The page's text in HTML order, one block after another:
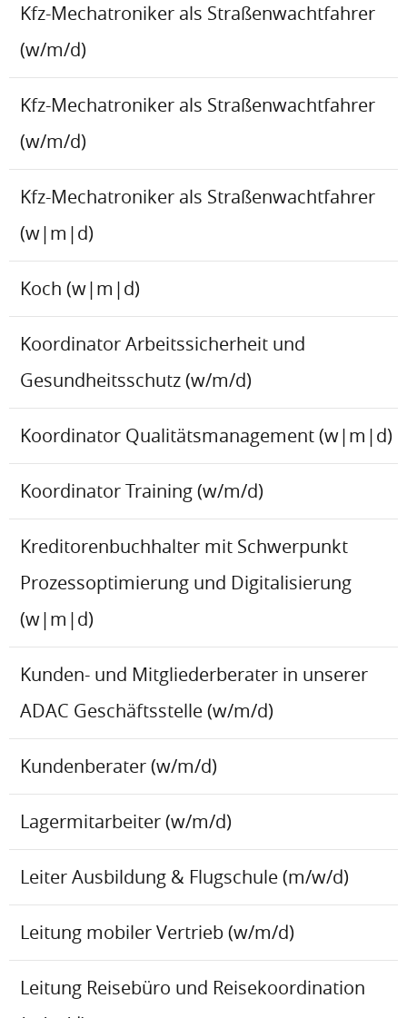
Kfz-Mechatroniker als Straßenwachtfahrer
(w/m/d)
Kfz-Mechatroniker als Straßenwachtfahrer
(w/m/d)
Kfz-Mechatroniker als Straßenwachtfahrer
(w|m|d)
Koch (w|m|d)
Koordinator Arbeitssicherheit und
Gesundheitsschutz (w/m/d)
Koordinator Qualitätsmanagement (w|m|d)
Koordinator Training (w/m/d)
Kreditorenbuchhalter mit Schwerpunkt
Prozessoptimierung und Digitalisierung
(w|m|d)
Kunden- und Mitgliederberater in unserer
ADAC Geschäftsstelle (w/m/d)
Kundenberater (w/m/d)
Lagermitarbeiter (w/m/d)
Leiter Ausbildung & Flugschule (m/w/d)
Leitung mobiler Vertrieb (w/m/d)
Leitung Reisebüro und Reisekoordination